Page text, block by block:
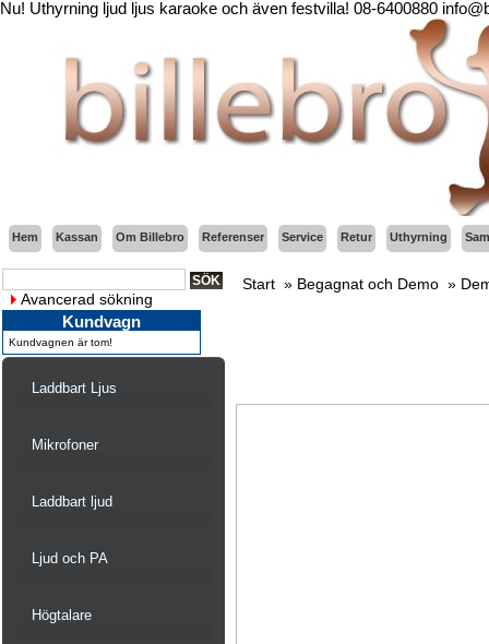
Nu! Uthyrning ljud ljus karaoke och även festvilla! 08-6400880
Hem Kassan Om Billebro Referenser Service Retur Uthyrning
Avancerad sökning
Kundvagn
Kundvagnen är tom!
Laddbart Ljus
Mikrofoner
Laddbart ljud
Ljud och PA
Högtalare
Start » Begagnat och Demo »